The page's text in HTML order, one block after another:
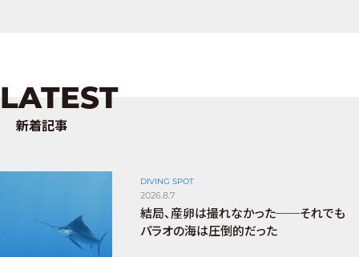
LATEST
新着記事
DIVING SPOT
2026.8.7
結局、産卵は撮れなかった──それでも
パラオの海は圧倒的だった